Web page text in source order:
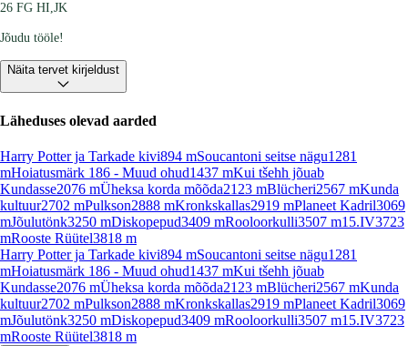
26 FG HI,JK
Jõudu tööle!
Näita tervet kirjeldust
Läheduses olevad aarded
Harry Potter ja Tarkade kivi894 mSoucantoni seitse nägu1281
mHoiatusmärk 186 - Muud ohud1437 mKui tšehh jõuab
Kundasse2076 mÜheksa korda mõõda2123 mBlücheri2567 mKunda
kultuur2702 mPulkson2888 mKronkskallas2919 mPlaneet Kadril3069
mJõulutönk3250 mDiskopepud3409 mRooloorkulli3507 m15.IV3723
mRooste Rüütel3818 m
Harry Potter ja Tarkade kivi894 mSoucantoni seitse nägu1281
mHoiatusmärk 186 - Muud ohud1437 mKui tšehh jõuab
Kundasse2076 mÜheksa korda mõõda2123 mBlücheri2567 mKunda
kultuur2702 mPulkson2888 mKronkskallas2919 mPlaneet Kadril3069
mJõulutönk3250 mDiskopepud3409 mRooloorkulli3507 m15.IV3723
mRooste Rüütel3818 m